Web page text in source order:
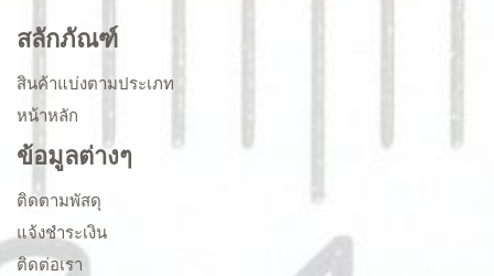
สลักภัณฑ์
สินค้าแบ่งตามประเภท
หน้าหลัก
ข้อมูลต่างๆ
ติดตามพัสดุ
แจ้งชำระเงิน
ติดต่อเรา